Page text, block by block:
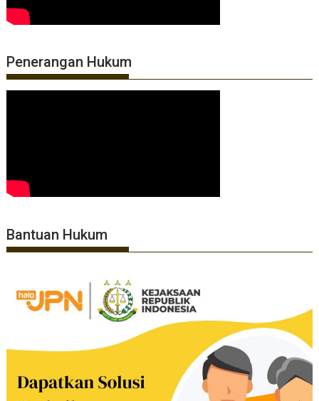
Penerangan Hukum
Bantuan Hukum